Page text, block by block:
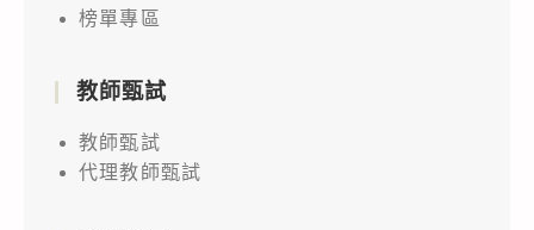
榜單專區
教師甄試
教師甄試
代理教師甄試